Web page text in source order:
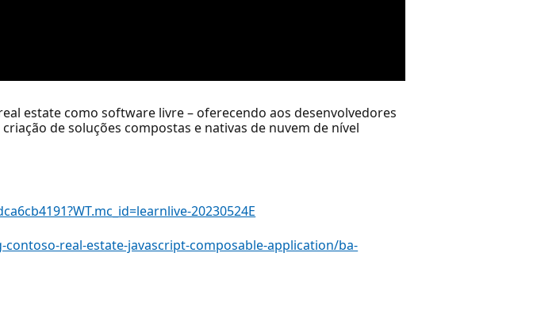
estate como software livre – oferecendo aos desenvolvedores
de soluções compostas e nativas de nuvem de nível
20230524E
real-estate-javascript-composable-application/ba-